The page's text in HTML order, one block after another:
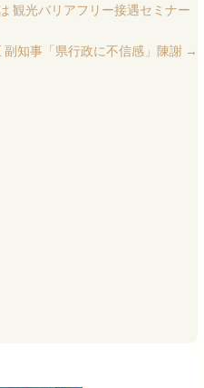
観光バリアフリー接遇セミナー
知事「県行政に不信感」陳謝 →